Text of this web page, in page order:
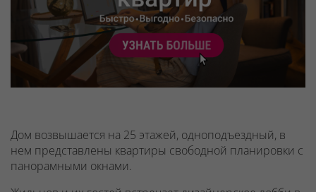
Дом возвышается на 25 этажей, одноподъездный, в
нем представлены квартиры свободной планировки с
панорамными окнами.